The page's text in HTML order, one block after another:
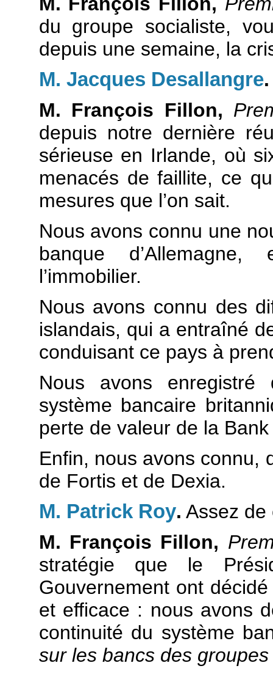
du groupe socialiste,
depuis une semaine, la
M. Jacques Desallangre.
M. François Fillon,
depuis notre dernière
sérieuse en Irlande, où
menacés de faillite, ce
mesures que l’on sait.
Nous avons connu une
banque
l’immobilier.
Nous avons connu des
islandais, qui a entraîné
conduisant ce pays à
Nous avons
système bancaire
perte de valeur de la
Enfin, nous avons connu,
de Fortis et de Dexia.
M. Patrick Roy. Assez de
M. François Fillon,
stratégie que le
Gouvernement ont
et efficace : nous avons
continuité du système
sur les bancs des